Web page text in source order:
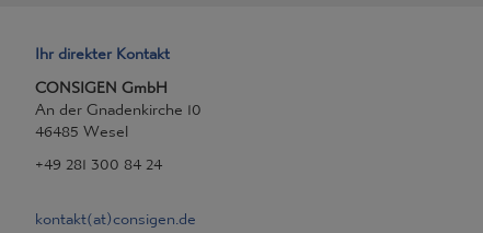
Ihr direkter Kontakt
CONSIGEN GmbH
An der Gnadenkirche 10
46485 Wesel
+49 281 300 84 24
kontakt(at)consigen.de